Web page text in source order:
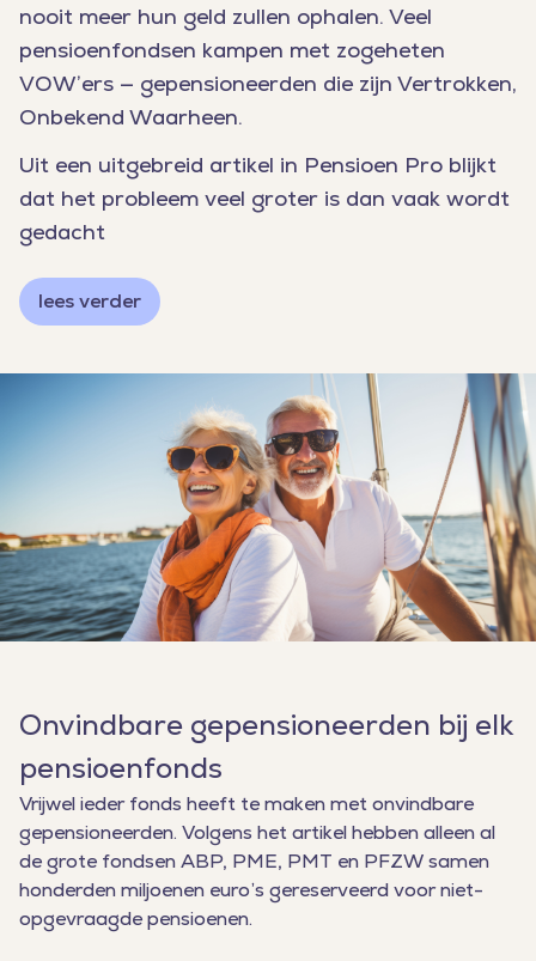
nooit meer hun geld zullen ophalen. Veel
pensioenfondsen kampen met zogeheten
VOW’ers — gepensioneerden die zijn Vertrokken,
Onbekend Waarheen.
Uit een uitgebreid artikel in Pensioen Pro blijkt
dat het probleem veel groter is dan vaak wordt
gedacht
lees verder
Onvindbare gepensioneerden bij elk
pensioenfonds
Vrijwel ieder fonds heeft te maken met onvindbare
gepensioneerden. Volgens het artikel hebben alleen al
de grote fondsen ABP, PME, PMT en PFZW samen
honderden miljoenen euro’s gereserveerd voor niet-
opgevraagde pensioenen.